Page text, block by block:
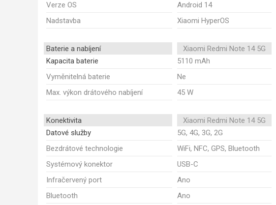
Verze OS
Android 14
Nadstavba
Xiaomi HyperOS
Baterie a nabíjení Xiaomi Redmi Note 14 5G
Kapacita baterie
5110 mAh
Vyměnitelná baterie
Ne
Max. výkon drátového nabíjení
45 W
Konektivita Xiaomi Redmi Note 14 5G
Datové služby
5G, 4G, 3G, 2G
Bezdrátové technologie
WiFi, NFC, GPS, Bluetooth
Systémový konektor
USB-C
Infračervený port
Ano
Bluetooth
Ano